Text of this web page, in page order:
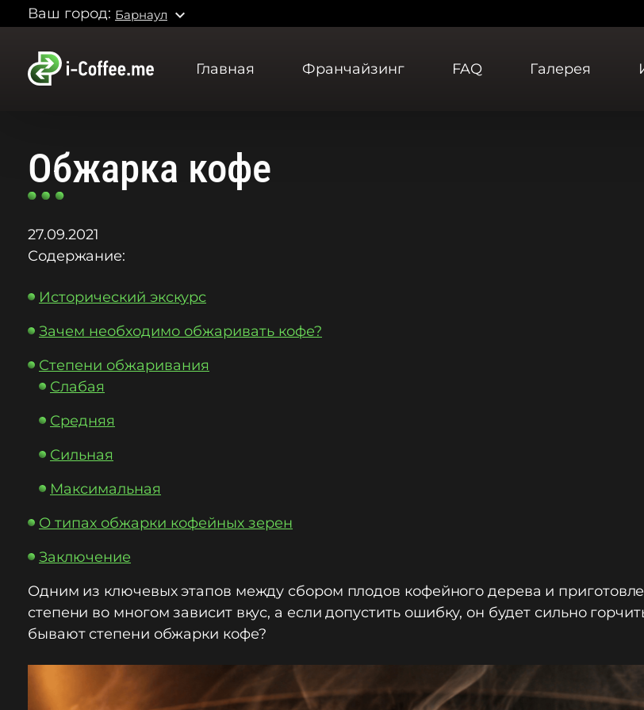
Ваш город: Барнаул expand_more
Главная Франчайзинг FAQ Галерея
Обжарка кофе
27.09.2021
Содержание:
Исторический экскурс
Зачем необходимо обжаривать кофе?
Степени обжаривания
Слабая
Средняя
Сильная
Максимальная
О типах обжарки кофейных зерен
Заключение
Одним из ключевых этапов между сбором плодов кофейного дерева и
степени во многом зависит вкус, а если допустить ошибку, он будет сильно
бывают степени обжарки кофе?